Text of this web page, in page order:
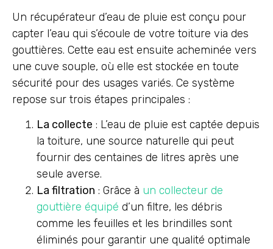
Un récupérateur d’eau de pluie est conçu pour
capter l’eau qui s’écoule de votre toiture via des
gouttières. Cette eau est ensuite acheminée vers
une cuve souple, où elle est stockée en toute
sécurité pour des usages variés. Ce système
repose sur trois étapes principales :
La collecte : L’eau de pluie est captée depuis
la toiture, une source naturelle qui peut
fournir des centaines de litres après une
seule averse.
La filtration : Grâce à un collecteur de
gouttière équipé d’un filtre, les débris
comme les feuilles et les brindilles sont
éliminés pour garantir une qualité optimale